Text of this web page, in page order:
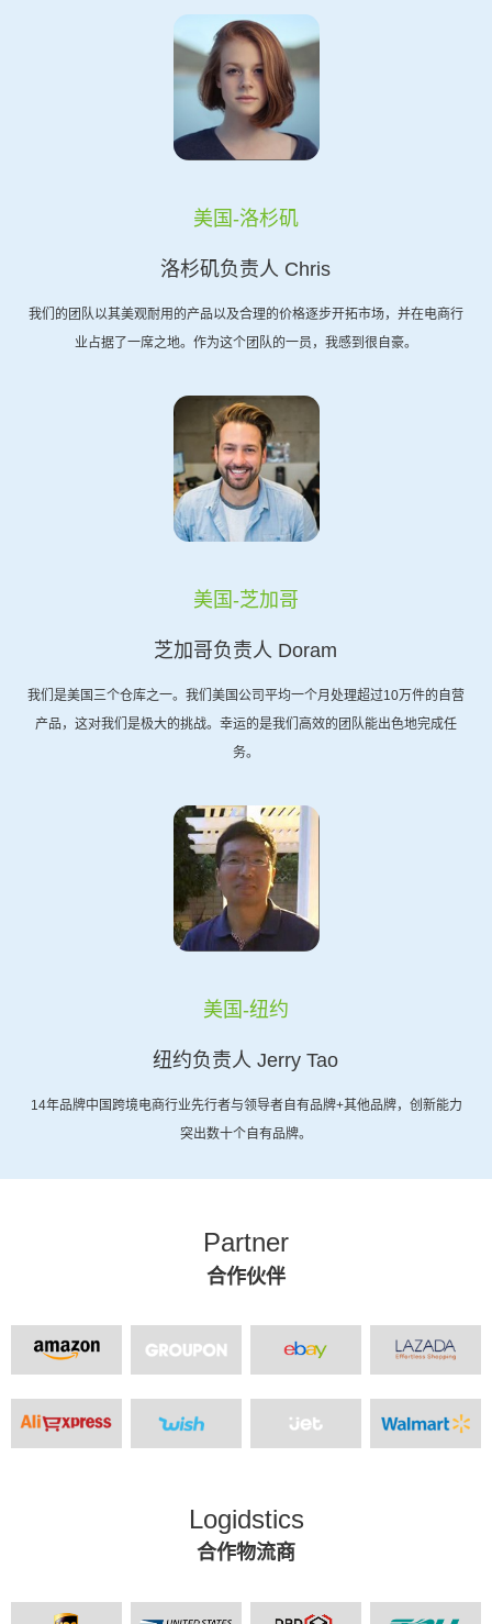
美国-洛杉矶
洛杉矶负责人 Chris
我们的团队以其美观耐用的产品以及合理的价格逐步开拓市场，并在电商行
业占据了一席之地。作为这个团队的一员，我感到很自豪。
美国-芝加哥
芝加哥负责人 Doram
我们是美国三个仓库之一。我们美国公司平均一个月处理超过10万件的自营
产品，这对我们是极大的挑战。幸运的是我们高效的团队能出色地完成任
务。
美国-纽约
纽约负责人 Jerry Tao
14年品牌中国跨境电商行业先行者与领导者自有品牌+其他品牌，创新能力
突出数十个自有品牌。
Partner
合作伙伴
Logidstics
合作物流商